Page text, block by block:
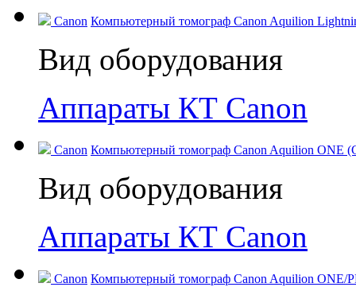
Canon Компьютерный томограф Canon Aquilion
Вид оборудования
Аппараты КТ Canon
Canon Компьютерный томограф Canon Aquilion ONE
Вид оборудования
Аппараты КТ Canon
Canon Компьютерный томограф Canon Aquilion ONE/